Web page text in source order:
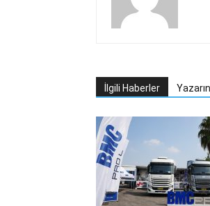
İlgili Haberler